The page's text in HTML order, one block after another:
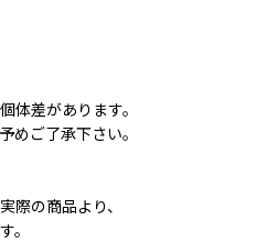
体差があります。
めご了承下さい。
際の商品より、
。